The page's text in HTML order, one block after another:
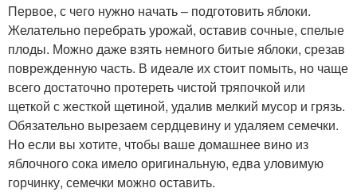
Первое, с чего нужно начать – подготовить яблоки.
Желательно перебрать урожай, оставив сочные, спелые
плоды. Можно даже взять немного битые яблоки, срезав
поврежденную часть. В идеале их стоит помыть, но чаще
всего достаточно протереть чистой тряпочкой или
щеткой с жесткой щетиной, удалив мелкий мусор и грязь.
Обязательно вырезаем сердцевину и удаляем семечки.
Но если вы хотите, чтобы ваше домашнее вино из
яблочного сока имело оригинальную, едва уловимую
горчинку, семечки можно оставить.